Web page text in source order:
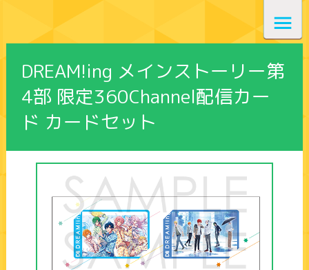
DREAM!ing メインストーリー第
4部 限定360Channel配信カー
ド カードセット